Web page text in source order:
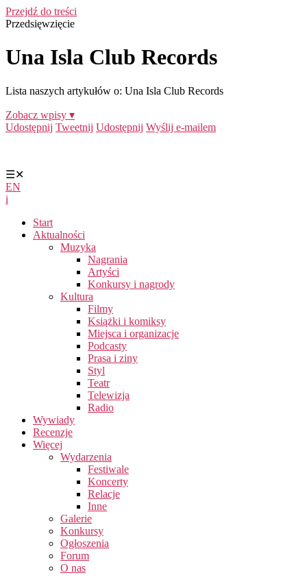
Przejdź do treści
Przedsięwzięcie
Una Isla Club Records
Lista naszych artykułów o: Una Isla Club Records
Zobacz wpisy ▾
Udostępnij Tweetnij Udostępnij Wyślij e-mailem
☰✕
EN
i
Start
Aktualności
Muzyka
Nagrania
Artyści
Konkursy i nagrody
Kultura
Filmy
Książki i komiksy
Miejsca i organizacje
Podcasty
Prasa i ziny
Styl
Teatr
Telewizja
Radio
Wywiady
Recenzje
Więcej
Wydarzenia
Festiwale
Koncerty
Relacje
Inne
Galerie
Konkursy
Ogłoszenia
Forum
O nas